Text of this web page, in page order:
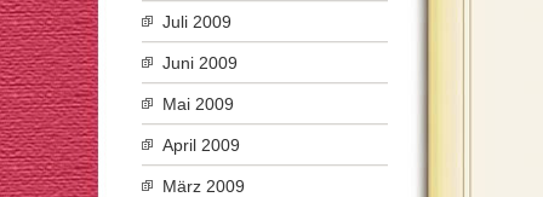
Juli 2009
Juni 2009
Mai 2009
April 2009
März 2009